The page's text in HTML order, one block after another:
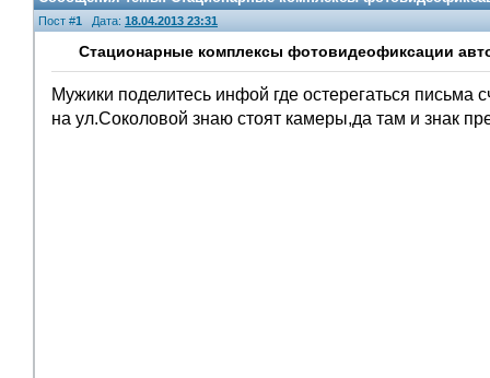
Пост #1 Дата: 18.04.2013 23:31
Стационарные комплексы фотовидеофиксации
Мужики поделитесь инфой где остерегаться письма
на ул.Соколовой знаю стоят камеры,да там и знак